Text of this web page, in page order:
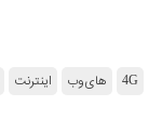
4G های‌وب اینترنت